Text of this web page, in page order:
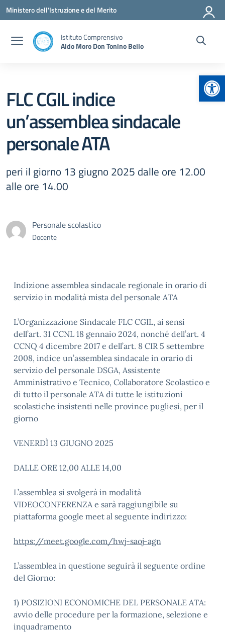
Vai ai contenuti
Vai al menu di navigazione
Vai al footer
Ministero dell'Istruzione e del Merito
Istituto Comprensivo
Aldo Moro Don Tonino Bello
FLC CGIL indice
un’assemblea sindacale
personale ATA
peri il giorno 13 giugno 2025 dalle ore 12.00
alle ore 14.00
Personale scolastico
Docente
Indizione assemblea sindacale regionale in orario di
servizio in modalità mista del personale ATA
L’Organizzazione Sindacale FLC CGIL, ai sensi
dell’art. 31 CCNL 18 gennaio 2024, nonché dell’art. 4
CCNQ 4 dicembre 2017 e dell’art. 8 CIR 5 settembre
2008, indice un’assemblea sindacale in orario di
servizio del personale DSGA, Assistente
Amministrativo e Tecnico, Collaboratore Scolastico e
di tutto il personale ATA di tutte le istituzioni
scolastiche insistenti nelle province pugliesi, per il
giorno
VENERDÌ 13 GIUGNO 2025
DALLE ORE 12,00 ALLE 14,00
L’assemblea si svolgerà in modalità
VIDEOCONFERENZA e sarà raggiungibile su
piattaforma google meet al seguente indirizzo:
https://meet.google.com/hwj-saoj-agn
L’assemblea in questione seguirà il seguente ordine
del Giorno:
1) POSIZIONI ECONOMICHE DEL PERSONALE ATA:
avvio delle procedure per la formazione, selezione e
inquadramento